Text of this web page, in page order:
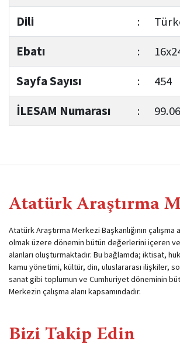
Dili
:
Ebatı
:
Sayfa Sayısı
:
454
İLESAM Numarası
:
Atatürk Araştırma
Atatürk Araştırma Merkezi Başkanlığının çalışma
olmak üzere dönemin bütün değerlerini içeren
alanları oluşturmaktadır. Bu bağlamda; iktisat,
kamu yönetimi, kültür, din, uluslararası ilişkiler,
sanat gibi toplumun ve Cumhuriyet döneminin
Merkezin çalışma alanı kapsamındadır.
Bizi Takip Edin